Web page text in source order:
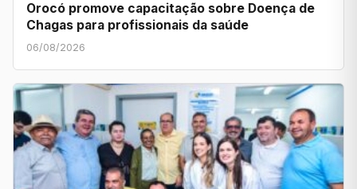
Orocó promove capacitação sobre Doença de
Chagas para profissionais da saúde
06/08/2026